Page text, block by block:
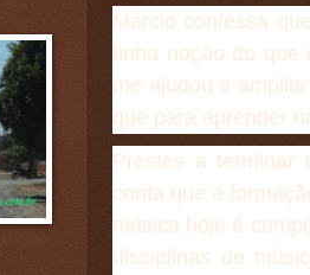
Márcio confessa
tinha noção do que
me ajudou a
que para aprender
Prestes a terminar
conta que a
música hoje é
disciplinas de